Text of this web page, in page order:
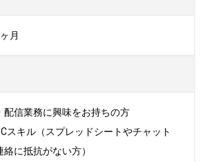
月
配信業務に興味をお持ちの方
スキル（スプレッドシートやチャット
に抵抗がない方）